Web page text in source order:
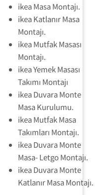
ikea Masa Montajı.
ikea Katlanır Masa
Montajı.
ikea Mutfak Masası
Montajı.
ikea Yemek Masası
Takımı Montajı
ikea Duvara Monte
Masa Kurulumu.
ikea Mutfak Masa
Takımları Montajı.
ikea Duvara Monte
Masa- Letgo Montajı.
ikea Duvara Monte
Katlanır Masa Montajı.